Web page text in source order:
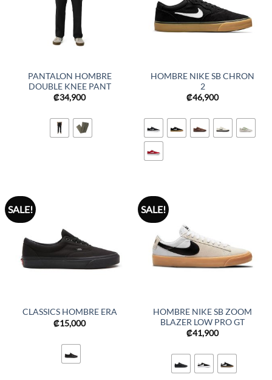
PANTALON HOMBRE
DOUBLE KNEE PANT
₡34,900
HOMBRE NIKE SB CHRON
2
₡46,900
SALE!
CLASSICS HOMBRE ERA
₡15,000
SALE!
HOMBRE NIKE SB ZOOM
BLAZER LOW PRO GT
₡41,900